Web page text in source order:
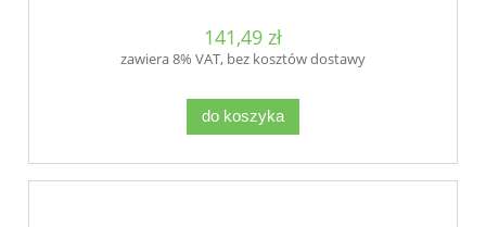
141,49 zł
zawiera 8% VAT, bez kosztów dostawy
do koszyka